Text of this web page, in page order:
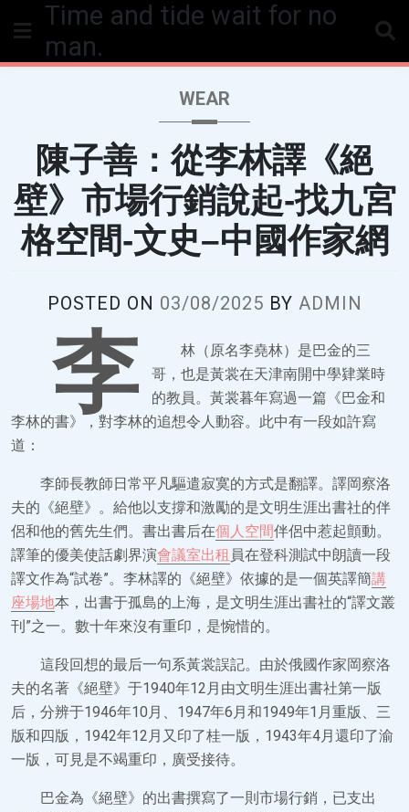
Time and tide wait for no
man.
WEAR
陳子善：從李林譯《絕
壁》市場行銷說起-找九宮
格空間-文史–中國作家網
POSTED ON 03/08/2025 BY ADMIN
李
林（原名李堯林）是巴金的三
哥，也是黃裳在天津南開中學肄業時
的教員。黃裳暮年寫過一篇《巴金和
李林的書》，對李林的追想令人動容。此中有一段如許寫
道：
李師長教師日常平凡驅遣寂寞的方式是翻譯。譯岡察洛
夫的《絕壁》。給他以支撐和激勵的是文明生涯出書社的伴
侶和他的舊先生們。書出書后在個人空間伴侶中惹起顫動。
譯筆的優美使話劇界演會議室出租 員在登科測試中朗讀一段
譯文作為“試卷”。李林譯的《絕壁》依據的是一個英譯簡講
座場地本，出書于孤島的上海，是文明生涯出書社的“譯文叢
刊”之一。數十年來沒有重印，是惋惜的。
這段回想的最后一句系黃裳誤記。由於俄國作家岡察洛
夫的名著《絕壁》于1940年12月由文明生涯出書社第一版
后，分辨于1946年10月、1947年6月和1949年1月重版、三
版和四版，1942年12月又印了桂一版，1943年4月還印了渝
一版，可見是不竭重印，廣受接待。
巴金為《絕壁》的出書撰寫了一則市場行銷，已支出